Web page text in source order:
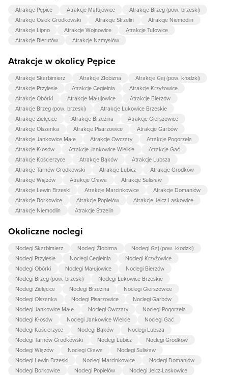
Atrakcje Pępice Atrakcje Małujowice
Atrakcje Brzeg (pow. brzeski)
Atrakcje Osiek Grodkowski
Atrakcje Strzelin
Atrakcje Niemodlin
Atrakcje Lipno
Atrakcje Wojnowice
Atrakcje Tułowice
Atrakcje Bierutów
Atrakcje Namysłów
Atrakcje w okolicy Pępice
Atrakcje Skarbimierz Atrakcje Żłobizna
Atrakcje Gaj (pow. kłodzki)
Atrakcje Przylesie
Atrakcje Cegielnia
Atrakcje Krzyżowice
Atrakcje Obórki
Atrakcje Małujowice
Atrakcje Bierzów
Atrakcje Brzeg (pow. brzeski)
Atrakcje Łukowice Brzeskie
Atrakcje Zielęcice
Atrakcje Brzezina
Atrakcje Gierszowice
Atrakcje Olszanka
Atrakcje Pisarzowice
Atrakcje Garbów
Atrakcje Jankowice Małe
Atrakcje Owczary
Atrakcje Pogorzela
Atrakcje Kłosów
Atrakcje Jankowice Wielkie
Atrakcje Gać
Atrakcje Kościerzyce
Atrakcje Bąków
Atrakcje Lubsza
Atrakcje Tarnów Grodkowski
Atrakcje Lubicz
Atrakcje Grodków
Atrakcje Wiązów
Atrakcje Oława
Atrakcje Sulisław
Atrakcje Lewin Brzeski
Atrakcje Marcinkowice
Atrakcje Domaniów
Atrakcje Borkowice
Atrakcje Popielów
Atrakcje Jelcz-Laskowice
Atrakcje Niemodlin
Atrakcje Strzelin
Okoliczne noclegi
Noclegi Skarbimierz Noclegi Żłobizna
Noclegi Gaj (pow. kłodzki)
Noclegi Przylesie
Noclegi Cegielnia
Noclegi Krzyżowice
Noclegi Obórki
Noclegi Małujowice
Noclegi Bierzów
Noclegi Brzeg (pow. brzeski)
Noclegi Łukowice Brzeskie
Noclegi Zielęcice
Noclegi Brzezina
Noclegi Gierszowice
Noclegi Olszanka
Noclegi Pisarzowice
Noclegi Garbów
Noclegi Jankowice Małe
Noclegi Owczary
Noclegi Pogorzela
Noclegi Kłosów
Noclegi Jankowice Wielkie
Noclegi Gać
Noclegi Kościerzyce
Noclegi Bąków
Noclegi Lubsza
Noclegi Tarnów Grodkowski
Noclegi Lubicz
Noclegi Grodków
Noclegi Wiązów
Noclegi Oława
Noclegi Sulisław
Noclegi Lewin Brzeski
Noclegi Marcinkowice
Noclegi Domaniów
Noclegi Borkowice
Noclegi Popielów
Noclegi Jelcz-Laskowice